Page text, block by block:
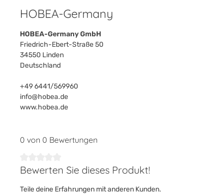
HOBEA-Germany
HOBEA-Germany GmbH
Friedrich-Ebert-Straße 50
34550 Linden
Deutschland
+49 6441/569960
info@hobea.de
www.hobea.de
0 von 0 Bewertungen
Durchschnittliche Bewertung von 0 von 5 Sternen
Bewerten Sie dieses Produkt!
Teile deine Erfahrungen mit anderen Kunden.